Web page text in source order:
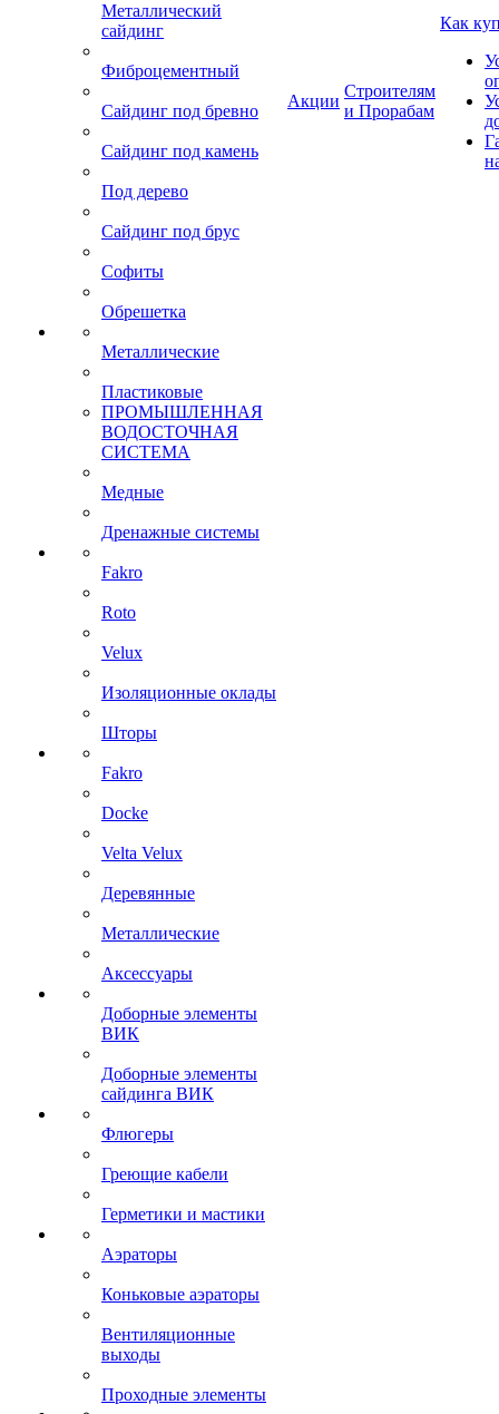
Металлический
сайдинг
Фиброцементный
Сайдинг под бревно
Сайдинг под камень
Под дерево
Сайдинг под брус
Софиты
Обрешетка
Металлические
Пластиковые
ПРОМЫШЛЕННАЯ
ВОДОСТОЧНАЯ
СИСТЕМА
Медные
Дренажные системы
Fakro
Roto
Velux
Изоляционные оклады
Шторы
Fakro
Docke
Velta Velux
Деревянные
Металлические
Аксессуары
Доборные элементы
ВИК
Доборные элементы
сайдинга ВИК
Флюгеры
Греющие кабели
Герметики и мастики
Аэраторы
Коньковые аэраторы
Вентиляционные
выходы
Проходные элементы
Акции
Строителям
и Прорабам
Как